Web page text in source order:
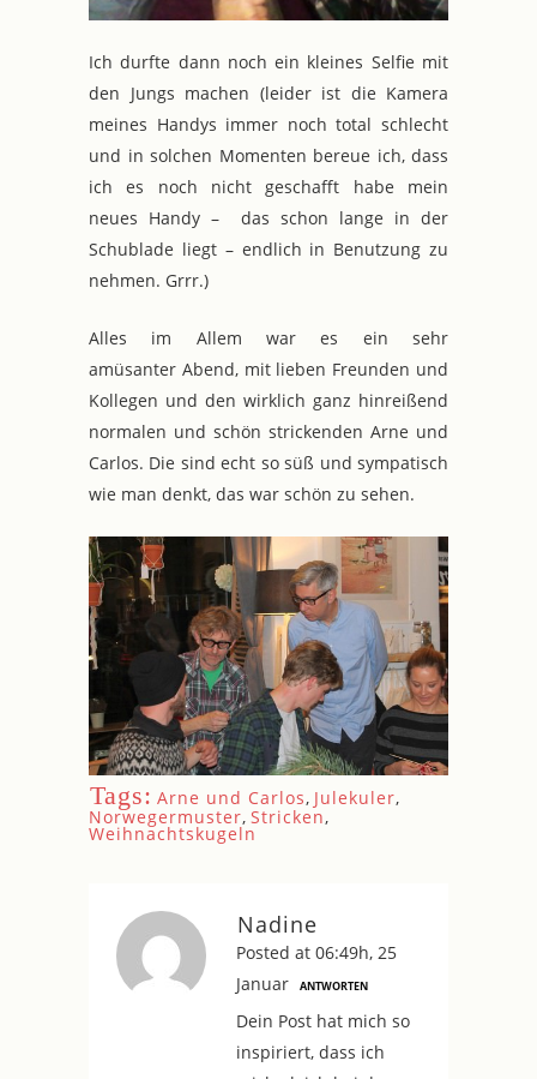
Ich durfte dann noch ein kleines Selfie mit
den Jungs machen (leider ist die Kamera
meines Handys immer noch total schlecht
und in solchen Momenten bereue ich, dass
ich es noch nicht geschafft habe mein
neues Handy – das schon lange in der
Schublade liegt – endlich in Benutzung zu
nehmen. Grrr.)
Alles im Allem war es ein sehr
amüsanter Abend, mit lieben Freunden und
Kollegen und den wirklich ganz hinreißend
normalen und schön strickenden Arne und
Carlos. Die sind echt so süß und sympatisch
wie man denkt, das war schön zu sehen.
Tags: Arne und Carlos, Julekuler,
Norwegermuster, Stricken,
Weihnachtskugeln
Nadine
Posted at 06:49h, 25
Januar
ANTWORTEN
Dein Post hat mich so
inspiriert, dass ich